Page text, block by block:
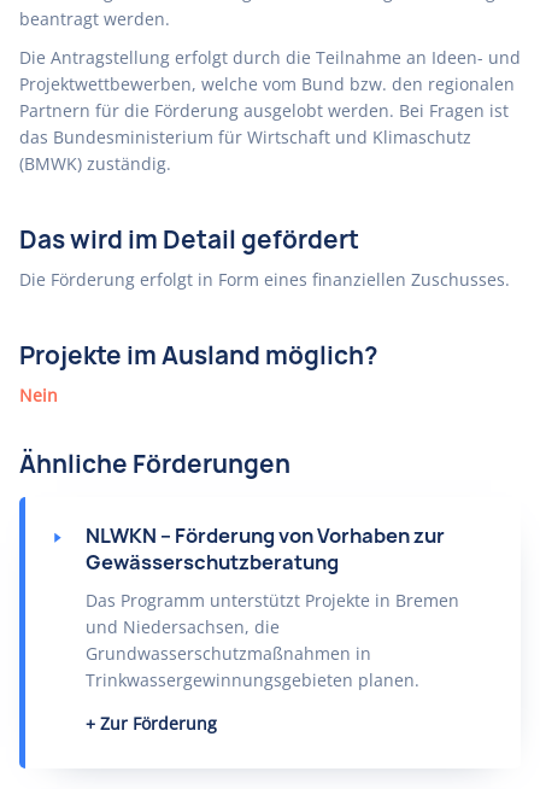
beantragt werden.
Die Antragstellung erfolgt durch die Teilnahme an Ideen- und
Projektwettbewerben, welche vom Bund bzw. den regionalen
Partnern für die Förderung ausgelobt werden. Bei Fragen ist
das Bundesministerium für Wirtschaft und Klimaschutz
(BMWK) zuständig.
Das wird im Detail gefördert
Die Förderung erfolgt in Form eines finanziellen Zuschusses.
Projekte im Ausland möglich?
Nein
Ähnliche Förderungen
NLWKN – Förderung von Vorhaben zur
Gewässerschutzberatung
Das Programm unterstützt Projekte in Bremen
und Niedersachsen, die
Grundwasserschutzmaßnahmen in
Trinkwassergewinnungsgebieten planen.
Zur Förderung